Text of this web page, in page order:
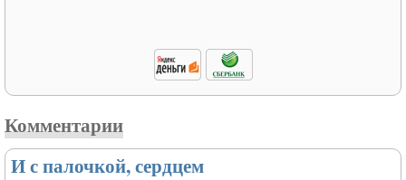
Комментарии
И с палочкой, сердцем